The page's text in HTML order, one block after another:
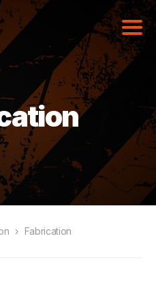
› Fabrication